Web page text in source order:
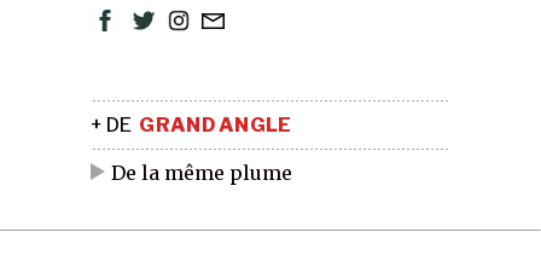
+ DE GRAND ANGLE
De la même plume